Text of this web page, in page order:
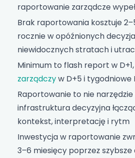
raportowanie zarządcze
Brak raportowania kosztuje
rocznie w opóźnionych
niewidocznych stratach i
Minimum to flash report w D+1,
zarządczyw D+5 i tygodniowe
Raportowanie to nie
infrastruktura decyzyjna
kontekst, interpretację i rytm
Inwestycja w raportowanie
3–6 miesięcy poprzez szybsze